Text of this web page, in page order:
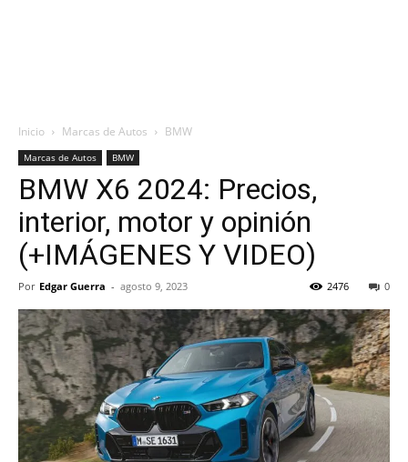
Inicio Marcas de Autos BMW
Marcas de Autos BMW
BMW X6 2024: Precios,
interior, motor y opinión
(+IMÁGENES Y VIDEO)
Por Edgar Guerra - agosto 9, 2023 0
2476